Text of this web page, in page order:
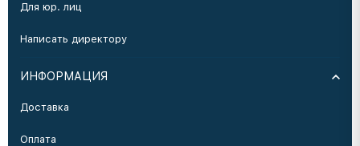
Для юр. лиц
Написать директору
ИНФОРМАЦИЯ
Доставка
Оплата